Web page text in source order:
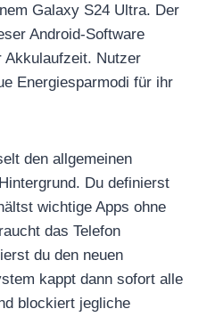
Galaxy S24 Ultra. Der
Android-Software
Nutzer
Energiesparmodi für ihr
den allgemeinen
Du definierst
wichtige Apps ohne
das Telefon
du den neuen
kappt dann sofort alle
blockiert jegliche